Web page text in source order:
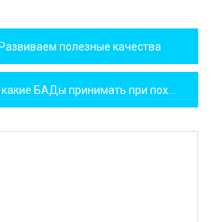
полезные качества
Худеем осторожно: какие БАДы принимать при похудении, чтобы получать все нутриенты